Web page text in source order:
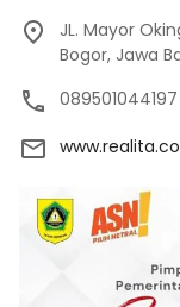
JL. Mayor
Bogor, Jawa
089501044197